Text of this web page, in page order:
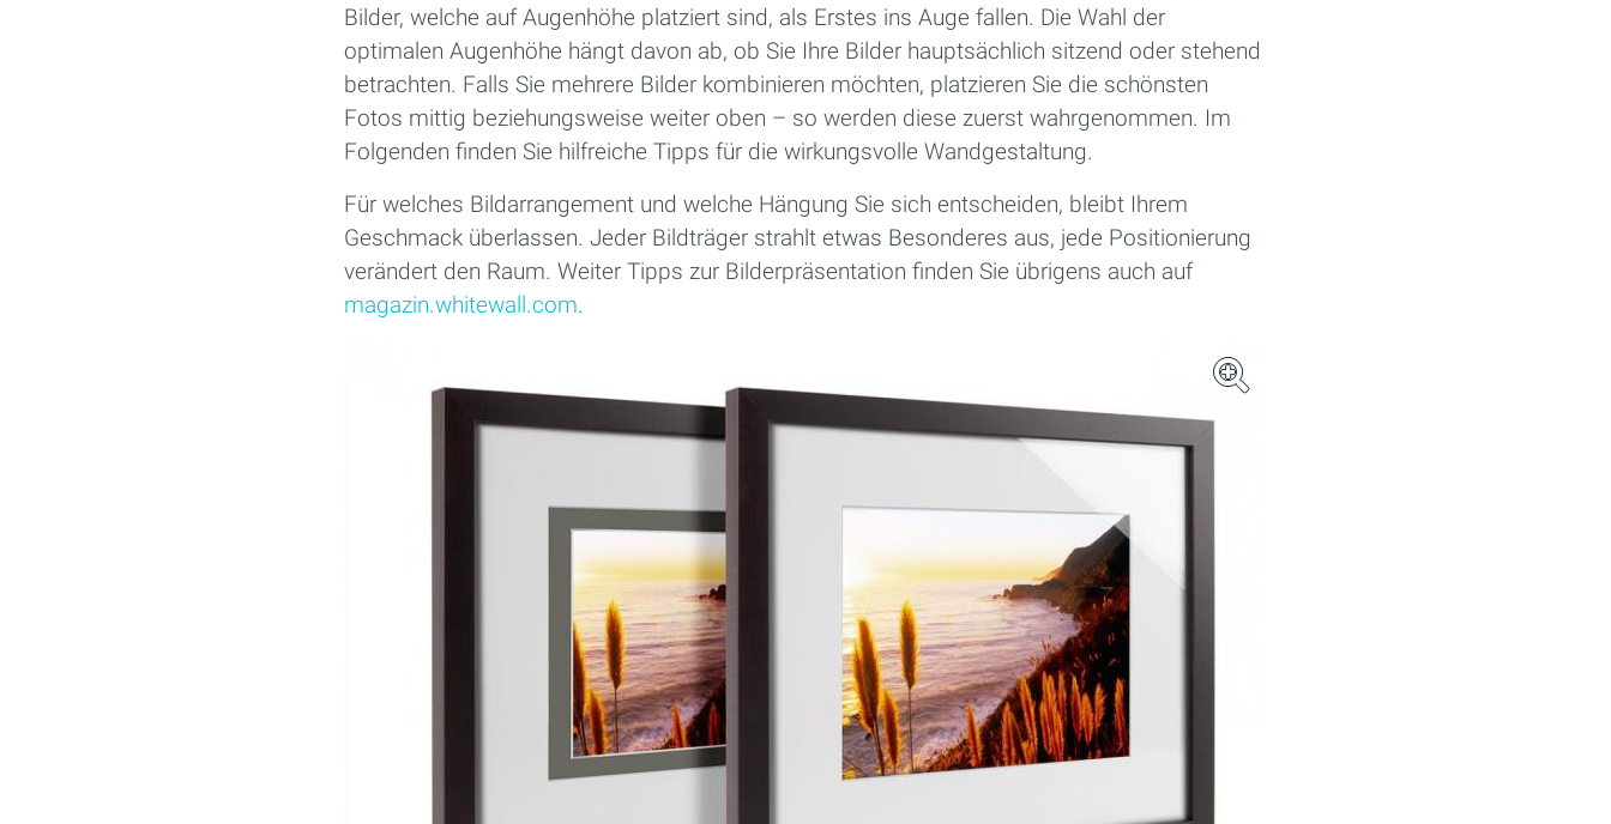
Bilder, welche auf Augenhöhe platziert sind, als Erstes ins Auge fallen. Die Wahl der
optimalen Augenhöhe hängt davon ab, ob Sie Ihre Bilder hauptsächlich sitzend oder stehend
betrachten. Falls Sie mehrere Bilder kombinieren möchten, platzieren Sie die schönsten
Fotos mittig beziehungsweise weiter oben – so werden diese zuerst wahrgenommen. Im
Folgenden finden Sie hilfreiche Tipps für die wirkungsvolle Wandgestaltung.
Für welches Bildarrangement und welche Hängung Sie sich entscheiden, bleibt Ihrem
Geschmack überlassen. Jeder Bildträger strahlt etwas Besonderes aus, jede Positionierung
verändert den Raum. Weiter Tipps zur Bilderpräsentation finden Sie übrigens auch auf
magazin.whitewall.com.